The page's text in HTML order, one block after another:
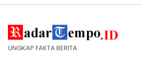
UNGKAP FAKTA BERITA